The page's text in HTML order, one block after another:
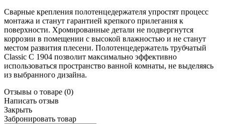
Сварные крепления полотенцедержателя упростят процесс
монтажа и станут гарантией крепкого прилегания к
поверхности. Хромированные детали не подвергнутся
коррозии в помещении с высокой влажностью и не станут
местом развития плесени. Полотенцедержатель трубчатый
Classic С 1904 позволит максимально эффективно
использоваться пространство ванной комнаты, не выделяясь
из выбранного дизайна.
Отзывы о товаре (0)
Написать отзыв
Закрыть
Забронировать товар